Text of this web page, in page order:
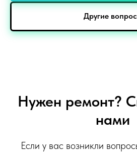
Другие
Нужен ремонт?
нами
Если у вас возникли